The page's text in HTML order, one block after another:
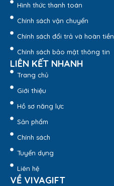
Hình thức thanh toán
Chính sách vận chuyển
Chính sách đổi trả và hoàn tiền
Chính sách bảo mật thông tin
LIÊN KẾT NHANH
Trang chủ
Giới thiệu
Hồ sơ năng lực
Sản phẩm
Chính sách
Tuyển dụng
Liên hệ
VỀ VIVAGIFT